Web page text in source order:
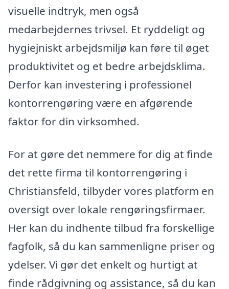
visuelle indtryk, men også
medarbejdernes trivsel. Et ryddeligt og
hygiejniskt arbejdsmiljø kan føre til øget
produktivitet og et bedre arbejdsklima.
Derfor kan investering i professionel
kontorrengøring være en afgørende
faktor for din virksomhed.
For at gøre det nemmere for dig at finde
det rette firma til kontorrengøring i
Christiansfeld, tilbyder vores platform en
oversigt over lokale rengøringsfirmaer.
Her kan du indhente tilbud fra forskellige
fagfolk, så du kan sammenligne priser og
ydelser. Vi gør det enkelt og hurtigt at
finde rådgivning og assistance, så du kan